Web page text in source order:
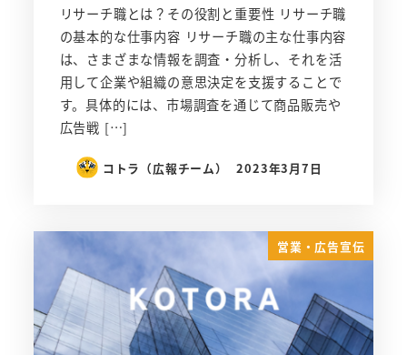
リサーチ職とは？その役割と重要性 リサーチ職
の基本的な仕事内容 リサーチ職の主な仕事内容
は、さまざまな情報を調査・分析し、それを活
用して企業や組織の意思決定を支援することで
す。具体的には、市場調査を通じて商品販売や
広告戦 […]
コトラ（広報チーム） 2023年3月7日
営業・広告宣伝